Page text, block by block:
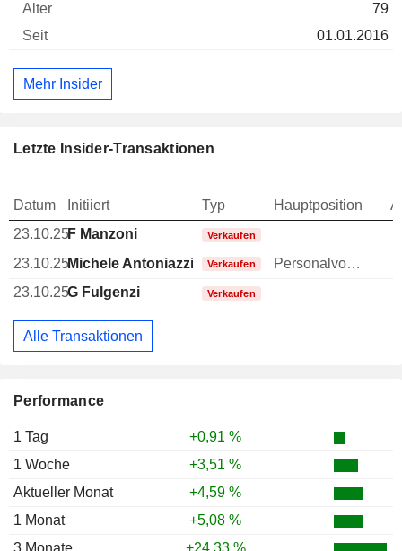
Performance
1 Tag
+0,91 %
1 Woche
+3,51 %
Aktueller Monat
+4,59 %
1 Monat
+5,08 %
79
01.01.2016
Mehr Insider
Letzte Insider-Transaktionen
Datum Initiiert Typ Hauptposition
23.10.25F Manzoni Verkaufen
23.10.25Michele Antoniazzi Verkaufen
Personalvorstand
23.10.25G Fulgenzi Verkaufen
Alle Transaktionen